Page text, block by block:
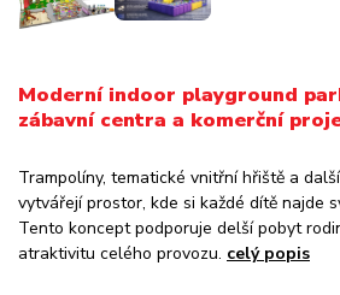
Moderní indoor playground
zábavní centra a komerční
Trampolíny, tematické vnitřní hřiště a
vytvářejí prostor, kde si každé dítě najde
Tento koncept podporuje delší pobyt
atraktivitu celého provozu. celý popis